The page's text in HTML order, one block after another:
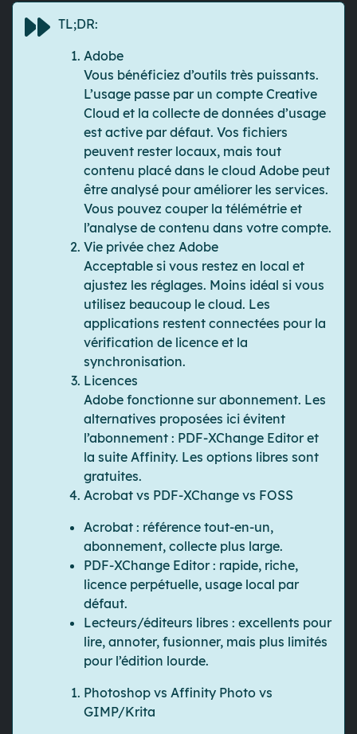
TL;DR:
Adobe
Vous bénéficiez d’outils très puissants.
L’usage passe par un compte Creative
Cloud et la collecte de données d’usage
est active par défaut. Vos fichiers
peuvent rester locaux, mais tout
contenu placé dans le cloud Adobe peut
être analysé pour améliorer les services.
Vous pouvez couper la télémétrie et
l’analyse de contenu dans votre compte.
Vie privée chez Adobe
Acceptable si vous restez en local et
ajustez les réglages. Moins idéal si vous
utilisez beaucoup le cloud. Les
applications restent connectées pour la
vérification de licence et la
synchronisation.
Licences
Adobe fonctionne sur abonnement. Les
alternatives proposées ici évitent
l’abonnement : PDF-XChange Editor et
la suite Affinity. Les options libres sont
gratuites.
Acrobat vs PDF-XChange vs FOSS
Acrobat : référence tout-en-un,
abonnement, collecte plus large.
PDF-XChange Editor: rapide, riche,
licence perpétuelle, usage local par
défaut.
Lecteurs/éditeurs libres : excellents pour
lire, annoter, fusionner, mais plus limités
pour l’édition lourde.
Photoshop vs Affinity Photo vs
GIMP/Krita